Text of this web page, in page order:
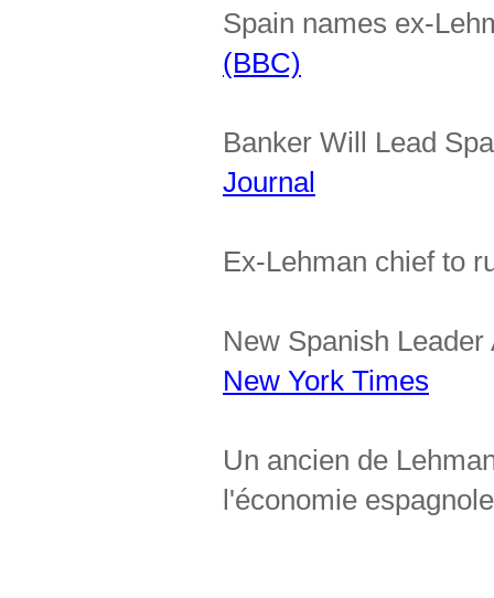
Spain names ex-
(BBC)
Banker Will Lead
Journal
Ex-Lehman chief to
New Spanish
New York Times
Un ancien de
l'économie